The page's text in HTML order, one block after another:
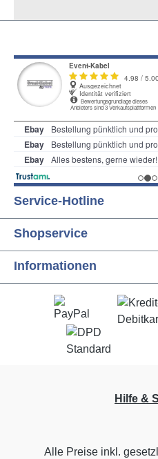
Service-Hotline
Shopservice
Informationen
Hilfe &
Alle Preise inkl.